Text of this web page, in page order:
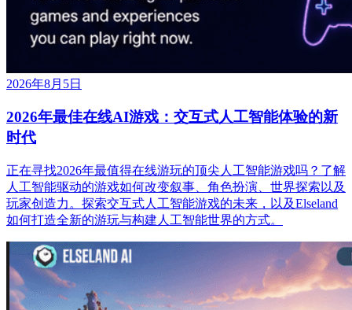
2026年8月5日
2026年最佳在线AI游戏：交互式人工智能体验的新
时代
正在寻找2026年最值得在线游玩的顶尖人工智能游戏吗？了解
人工智能驱动的游戏如何改变叙事、角色扮演、世界探索以及
玩家创造力。探索交互式人工智能游戏的未来，以及Elseland
如何打造全新的游玩与构建人工智能世界的方式。